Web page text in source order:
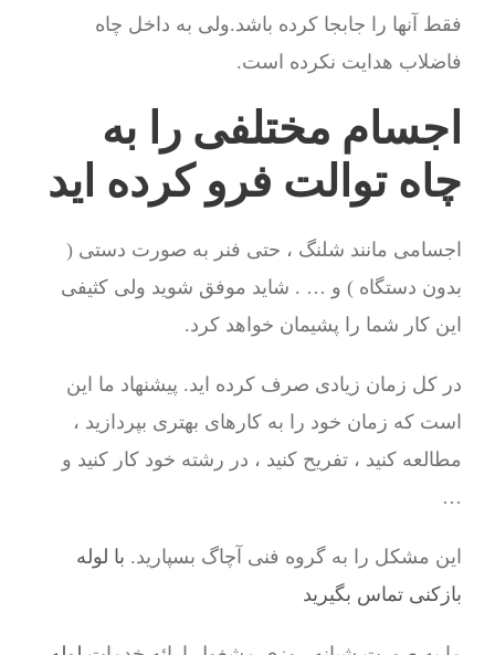
فقط آنها را جابجا کرده باشد.ولی به داخل چاه
فاضلاب هدایت نکرده است.
اجسام مختلفی را به
چاه توالت فرو کرده اید
اجسامی مانند شلنگ ، حتی فنر به صورت دستی (
بدون دستگاه ) و … . شاید موفق شوید ولی کثیفی
این کار شما را پشیمان خواهد کرد.
در کل زمان زیادی صرف کرده اید. پیشنهاد ما این
است که زمان خود را به کارهای بهتری بپردازید ،
مطالعه کنید ، تفریح کنید ، در رشته خود کار کنید و
…
این مشکل را به گروه فنی آچاگ بسپارید. با لوله
بازکنی تماس بگیرید